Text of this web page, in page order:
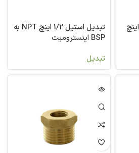
تبدیل استیل 1/4 به 1/2 اینچ
تبدیل استیل 1/2 اینچ NPT به
BSP اینسترومیت
تبدیل